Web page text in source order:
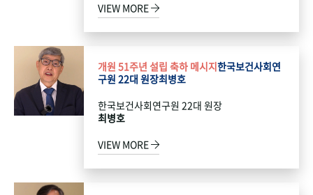
VIEW MORE
개원 51주년 설립 축하 메시지한국보건사회연
구원 22대 원장최병호
한국보건사회연구원 22대 원장
최병호
VIEW MORE